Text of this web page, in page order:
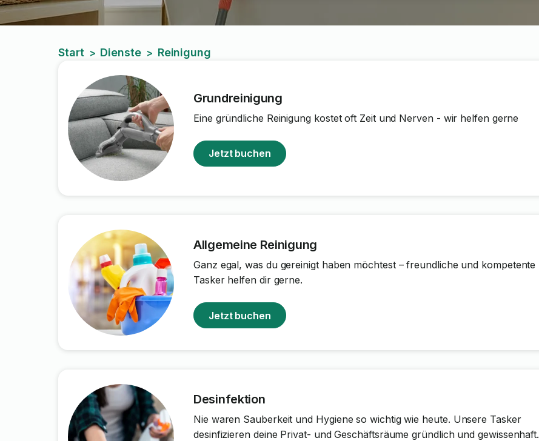
Start > Dienste > Reinigung
Grundreinigung
Eine gründliche Reinigung kostet oft Zeit und Nerven - wir helfen gerne
Jetzt buchen
Allgemeine Reinigung
Ganz egal, was du gereinigt haben möchtest – freundliche und kompetente
Tasker helfen dir gerne.
Jetzt buchen
Desinfektion
Nie waren Sauberkeit und Hygiene so wichtig wie heute. Unsere Tasker
desinfizieren deine Privat- und Geschäftsräume gründlich und gewissenhaft.